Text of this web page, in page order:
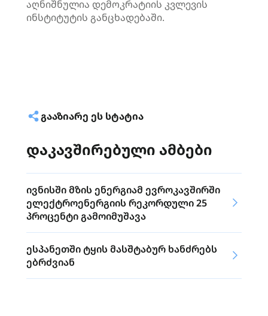
აღნიშნულია დემოკრატიის კვლევის
ინსტიტუტის განცხადებაში.
ᲒᲐᲐᲖᲘᲐᲠᲔ ᲔᲡ ᲡᲢᲐᲢᲘᲐ
დაკავშირებული ამბები
ივნისში მზის ენერგიამ ევროკავშირში
ელექტროენერგიის რეკორდული 25
პროცენტი გამოიმუშავა
ესპანეთში ტყის მასშტაბურ ხანძრებს
ებრძვიან